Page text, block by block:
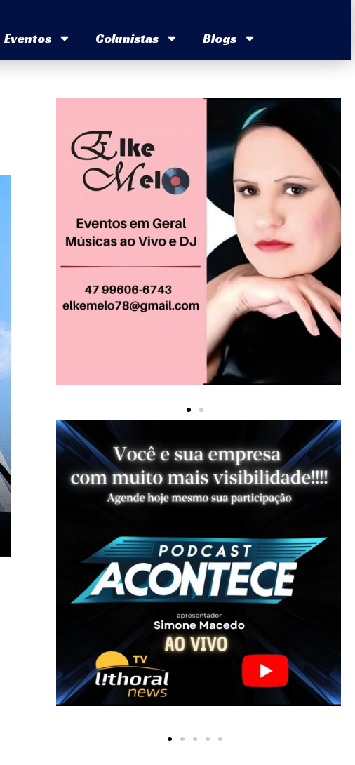
Eventos Colunistas Blogs